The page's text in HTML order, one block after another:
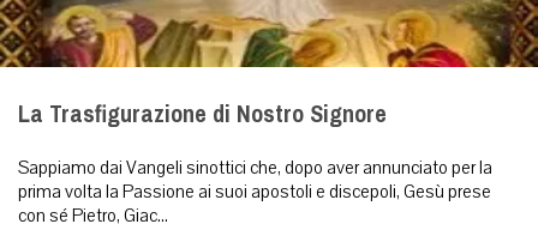
La Trasfigurazione di Nostro Signore
Sappiamo dai Vangeli sinottici che, dopo aver annunciato per la
prima volta la Passione ai suoi apostoli e discepoli, Gesù prese
con sé Pietro, Giac...